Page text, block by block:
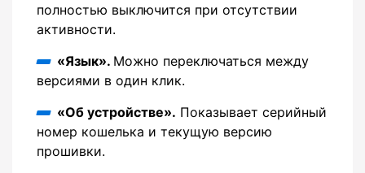
полностью выключится при отсутствии
активности.
«Язык». Можно переключаться между
версиями в один клик.
«Об устройстве». Показывает серийный
номер кошелька и текущую версию
прошивки.